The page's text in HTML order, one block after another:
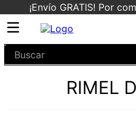
¡Envío GRATIS! Por
Buscar
RIMEL